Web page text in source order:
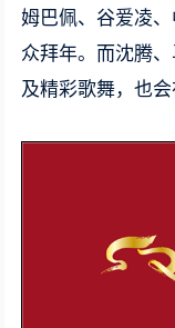
姆巴佩、谷爱凌
众拜年。而沈腾
及精彩歌舞，也会